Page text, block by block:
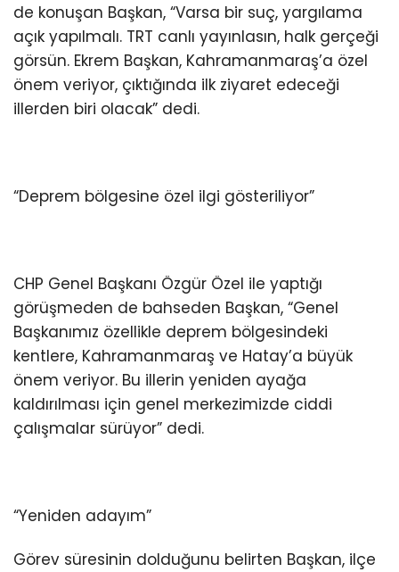
de konuşan Başkan, “Varsa bir suç, yargılama
açık yapılmalı. TRT canlı yayınlasın, halk gerçeği
görsün. Ekrem Başkan, Kahramanmaraş’a özel
önem veriyor, çıktığında ilk ziyaret edeceği
illerden biri olacak” dedi.
“Deprem bölgesine özel ilgi gösteriliyor”
CHP Genel Başkanı Özgür Özel ile yaptığı
görüşmeden de bahseden Başkan, “Genel
Başkanımız özellikle deprem bölgesindeki
kentlere, Kahramanmaraş ve Hatay’a büyük
önem veriyor. Bu illerin yeniden ayağa
kaldırılması için genel merkezimizde ciddi
çalışmalar sürüyor” dedi.
“Yeniden adayım”
Görev süresinin dolduğunu belirten Başkan, ilçe